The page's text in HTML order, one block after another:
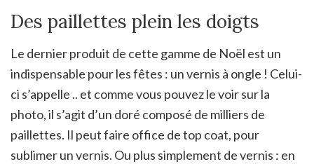
Des paillettes plein les doigts
Le dernier produit de cette gamme de Noël est un
indispensable pour les fêtes : un vernis à ongle ! Celui-
ci s’appelle .. et comme vous pouvez le voir sur la
photo, il s’agit d’un doré composé de milliers de
paillettes. Il peut faire office de top coat, pour
sublimer un vernis. Ou plus simplement de vernis : en